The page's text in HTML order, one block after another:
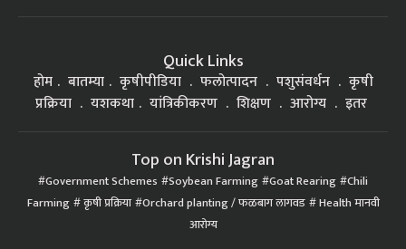
Quick Links
होम बातम्या कृषीपीडिया फलोत्पादन पशुसंवर्धन
कृषी
प्रक्रिया
यशकथा यांत्रिकीकरण शिक्षण आरोग्य इतर
Top on Krishi Jagran
Government Schemes Soybean Farming Goat Rearing Chili
Farming कृषी प्रक्रिया Orchard planting / फळबाग लागवड Health मानवी
आरोग्य